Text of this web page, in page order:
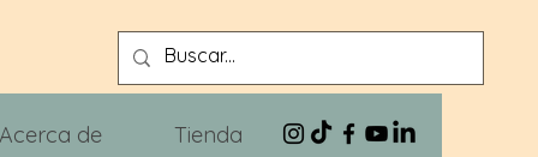
Acerca de Tienda